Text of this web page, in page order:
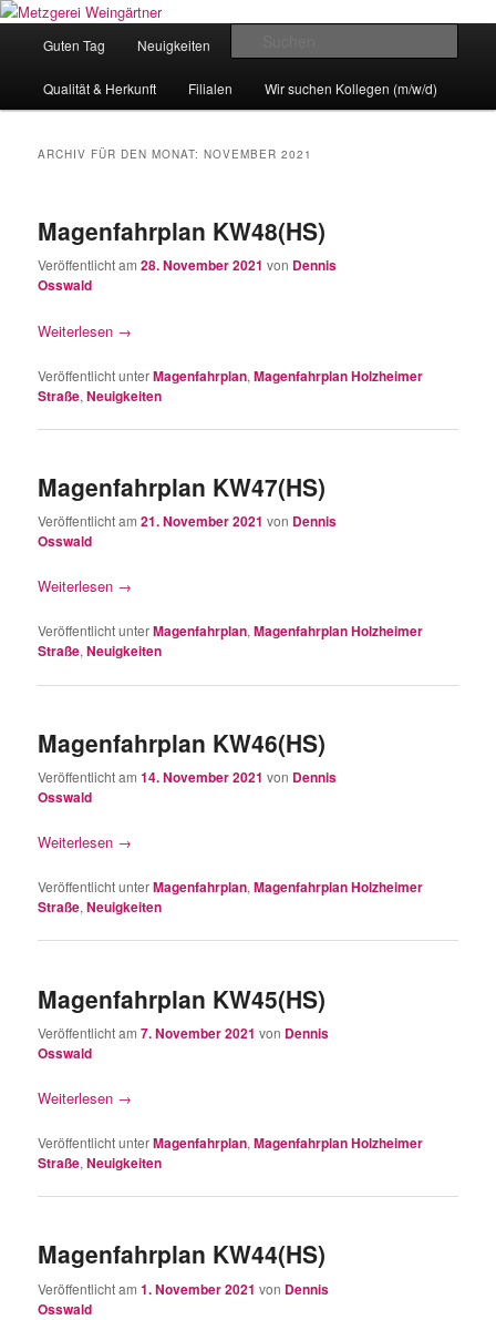
Zum
wechseln
Zum
wechselnMetzgerei Weingärtner
Eislingens leckere Adresse
Guten Tag Neuigkeiten
Qualität & Herkunft Filialen Wir suchen Kollegen (m/w/d)
ARCHIV FÜR DEN MONAT:NOVEMBER 2021
Magenfahrplan KW48(HS)
Veröffentlicht am28. November 2021 von Dennis
Osswald
Weiterlesen →
Veröffentlicht unterMagenfahrplan,Magenfahrplan Holzheimer
Straße,Neuigkeiten
Magenfahrplan KW47(HS)
Veröffentlicht am21. November 2021 von Dennis
Osswald
Weiterlesen →
Veröffentlicht unterMagenfahrplan,Magenfahrplan Holzheimer
Straße,Neuigkeiten
Magenfahrplan KW46(HS)
Veröffentlicht am14. November 2021 von Dennis
Osswald
Weiterlesen →
Veröffentlicht unterMagenfahrplan,Magenfahrplan Holzheimer
Straße,Neuigkeiten
Magenfahrplan KW45(HS)
Veröffentlicht am7. November 2021 von Dennis
Osswald
Weiterlesen →
Veröffentlicht unterMagenfahrplan,Magenfahrplan Holzheimer
Straße,Neuigkeiten
Magenfahrplan KW44(HS)
Veröffentlicht am1. November 2021 von Dennis
Osswald